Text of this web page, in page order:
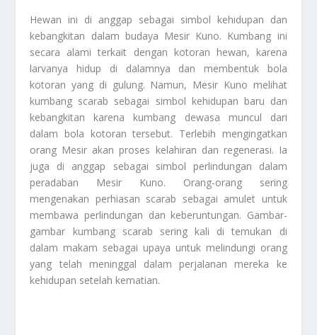
Hewan ini di anggap sebagai simbol kehidupan dan
kebangkitan dalam budaya Mesir Kuno. Kumbang ini
secara alami terkait dengan kotoran hewan, karena
larvanya hidup di dalamnya dan membentuk bola
kotoran yang di gulung. Namun, Mesir Kuno melihat
kumbang scarab sebagai simbol kehidupan baru dan
kebangkitan karena kumbang dewasa muncul dari
dalam bola kotoran tersebut. Terlebih mengingatkan
orang Mesir akan proses kelahiran dan regenerasi. Ia
juga di anggap sebagai simbol perlindungan dalam
peradaban Mesir Kuno. Orang-orang sering
mengenakan perhiasan scarab sebagai amulet untuk
membawa perlindungan dan keberuntungan. Gambar-
gambar kumbang scarab sering kali di temukan di
dalam makam sebagai upaya untuk melindungi orang
yang telah meninggal dalam perjalanan mereka ke
kehidupan setelah kematian.